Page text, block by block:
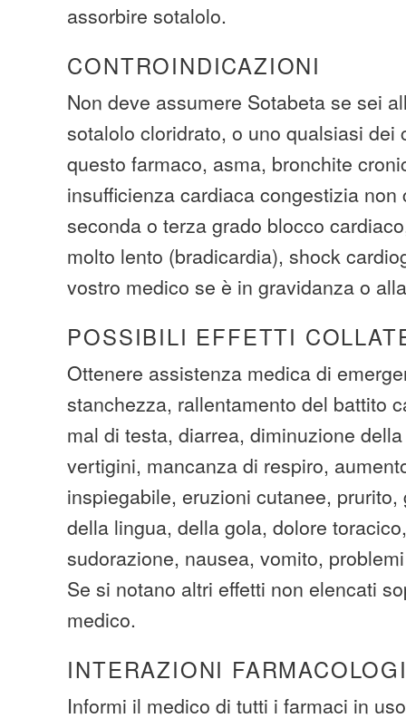
assorbire sotalolo.
CONTROINDICAZIONI
Non deve assumere Sotabeta se sei
sotalolo cloridrato, o uno qualsiasi dei
questo farmaco, asma, bronchite
insufficienza cardiaca congestizia non
seconda o terza grado blocco
molto lento (bradicardia), shock
vostro medico se è in gravidanza o
POSSIBILI EFFETTI
Ottenere assistenza medica di
stanchezza, rallentamento del battito
mal di testa, diarrea, diminuzione
vertigini, mancanza di respiro,
inspiegabile, eruzioni cutanee,
della lingua, della gola, dolore
sudorazione, nausea, vomito,
Se si notano altri effetti non elencati
medico.
INTERAZIONI
Informi il medico di tutti i farmaci in